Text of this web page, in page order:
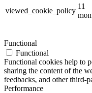
viewed_cookie_policy
11
Functional
Functional
Functional cookies help to
sharing the content of the
feedbacks, and other third-
Performance